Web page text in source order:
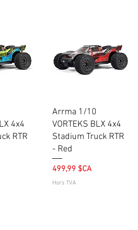
4x4
RTR
Aperçu rapide
Arrma 1/10
VORTEKS BLX 4x4
Stadium Truck RTR
- Red
Prix
499,99 $CA
Hors TVA